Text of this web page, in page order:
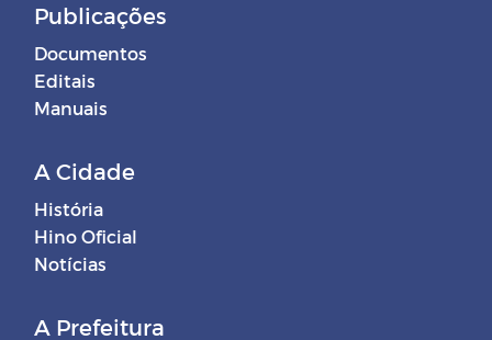
Publicações
Documentos
Editais
Manuais
A Cidade
História
Hino Oficial
Notícias
A Prefeitura